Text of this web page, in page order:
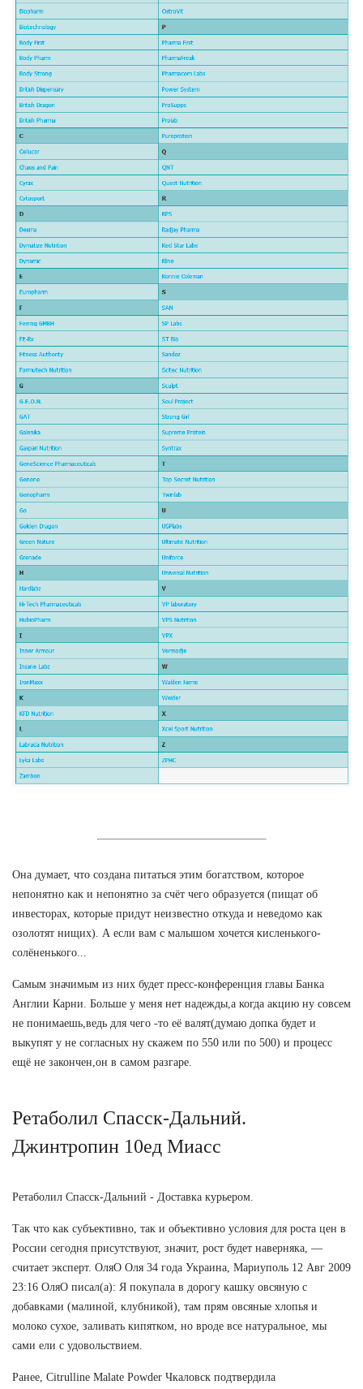
Она думает, что создана питаться этим богатством, которое
непонятно как и непонятно за счёт чего образуется (пищат об
инвесторах, которые придут неизвестно откуда и неведомо как
озолотят нищих). А если вам с малышом хочется кисленького-
солёненького...
Самым значимым из них будет пресс-конференция главы Банка
Англии Карни. Больше у меня нет надежды,а когда акцию ну совсем
не понимаешь,ведь для чего -то её валят(думаю допка будет и
выкупят у не согласных ну скажем по 550 или по 500) и процесс
ещё не закончен,он в самом разгаре.
Ретаболил Спасск-Дальний.
Джинтропин 10ед Миасс
Ретаболил Спасск-Дальний - Доставка курьером.
Так что как субъективно, так и объективно условия для роста цен в
России сегодня присутствуют, значит, рост будет наверняка, —
считает эксперт. ОляО Оля 34 года Украина, Мариуполь 12 Авг 2009
23:16 ОляО писал(а): Я покупала в дорогу кашку овсяную с
добавками (малиной, клубникой), там прям овсяные хлопья и
молоко сухое, заливать кипятком, но вроде все натуральное, мы
сами ели с удовольствием.
Ранее, Citrulline Malate Powder Чкаловск подтвердила